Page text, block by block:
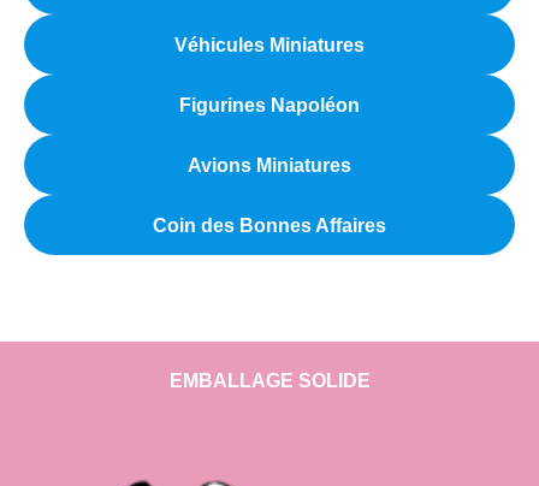
Véhicules Miniatures
Figurines Napoléon
Avions Miniatures
Coin des Bonnes Affaires
EMBALLAGE SOLIDE